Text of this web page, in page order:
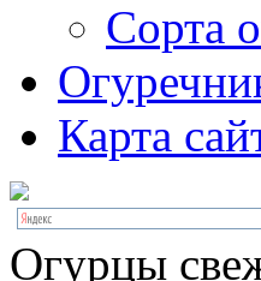
Сорта
Карта
Огурцы